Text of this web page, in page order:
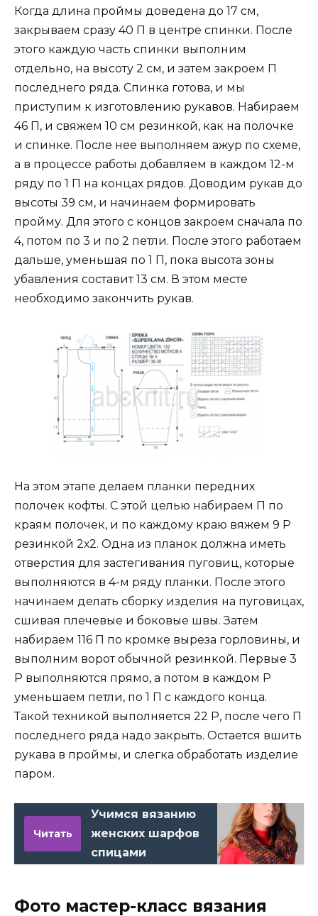
Когда длина проймы доведена до 17 см,
закрываем сразу 40 П в центре спинки. После
этого каждую часть спинки выполним
отдельно, на высоту 2 см, и затем закроем П
последнего ряда. Спинка готова, и мы
приступим к изготовлению рукавов. Набираем
46 П, и свяжем 10 см резинкой, как на полочке
и спинке. После нее выполняем ажур по схеме,
а в процессе работы добавляем в каждом 12-м
ряду по 1 П на концах рядов. Доводим рукав до
высоты 39 см, и начинаем формировать
пройму. Для этого с концов закроем сначала по
4, потом по 3 и по 2 петли. После этого работаем
дальше, уменьшая по 1 П, пока высота зоны
убавления составит 13 см. В этом месте
необходимо закончить рукав.
На этом этапе делаем планки передних
полочек кофты. С этой целью набираем П по
краям полочек, и по каждому краю вяжем 9 Р
резинкой 2х2. Одна из планок должна иметь
отверстия для застегивания пуговиц, которые
выполняются в 4-м ряду планки. После этого
начинаем делать сборку изделия на пуговицах,
сшивая плечевые и боковые швы. Затем
набираем 116 П по кромке выреза горловины, и
выполним ворот обычной резинкой. Первые 3
Р выполняются прямо, а потом в каждом Р
уменьшаем петли, по 1 П с каждого конца.
Такой техникой выполняется 22 Р, после чего П
последнего ряда надо закрыть. Остается вшить
рукава в проймы, и слегка обработать изделие
паром.
Читать
Учимся вязанию
женских шарфов
спицами
Фото мастер-класс вязания